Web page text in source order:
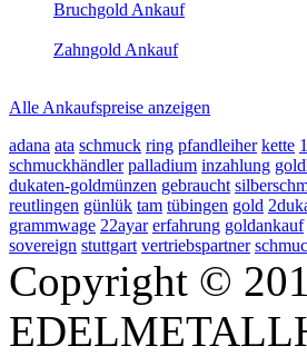
Bruchgold Ankauf
Zahngold Ankauf
Alle Ankaufspreise anzeigen
adana ata schmuck ring pfandleiher kette
schmuckhändler palladium inzahlung
dukaten-goldmünzen gebraucht
reutlingen günlük tam tübingen gold
grammwage 22ayar erfahrung goldankauf
sovereign stuttgart vertriebspartner
Copyright ©